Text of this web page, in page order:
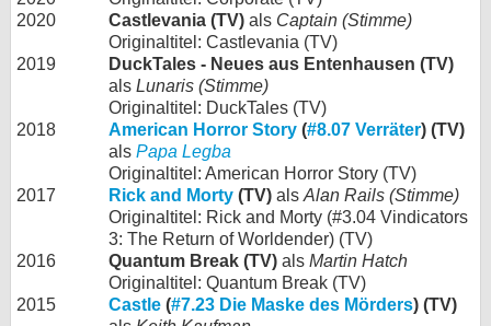
2020
Castlevania (TV) als Captain (Stimme)
Originaltitel: Castlevania (TV)
2019
DuckTales - Neues aus Entenhausen (TV)
als Lunaris (Stimme)
Originaltitel: DuckTales (TV)
2018
American Horror Story (#8.07 Verräter) (TV)
als Papa Legba
Originaltitel: American Horror Story (TV)
2017
Rick and Morty (TV) als Alan Rails (Stimme)
Originaltitel: Rick and Morty (#3.04 Vindicators
3: The Return of Worldender) (TV)
2016
Quantum Break (TV) als Martin Hatch
Originaltitel: Quantum Break (TV)
2015
Castle (#7.23 Die Maske des Mörders) (TV)